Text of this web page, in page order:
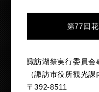
第77回
諏訪湖祭実行委員会
（諏訪市役所観光課
〒392-8511